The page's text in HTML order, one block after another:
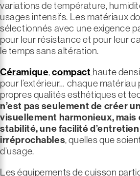
variations de température,
usages intensifs. Les matériaux
sélectionnés avec une exigence
pour leur résistance et pour leur
le temps sans altération.
Céramique,compact haute
pour l’extérieur… chaque matériau
propres qualités esthétiques et
n’est pas seulement de créer
visuellement harmonieux, mais
stabilité, une facilité
irréprochables, quelles que
d’usage.
Les équipements de cuisson